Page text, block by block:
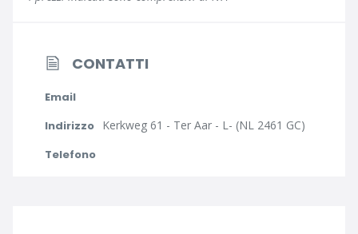
CONTATTI
Email
Indirizzo Kerkweg 61 - Ter Aar - L- (NL 2461 GC)
Telefono